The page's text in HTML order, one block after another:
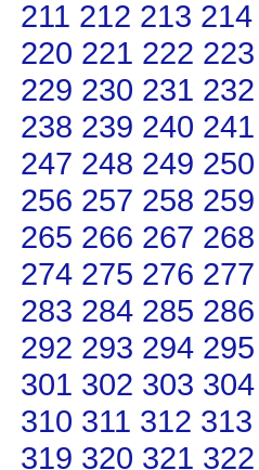
211 212 213 214
220 221 222 223
229 230 231 232
238 239 240 241
247 248 249 250
256 257 258 259
265 266 267 268
274 275 276 277
283 284 285 286
292 293 294 295
301 302 303 304
310 311 312 313
319 320 321 322